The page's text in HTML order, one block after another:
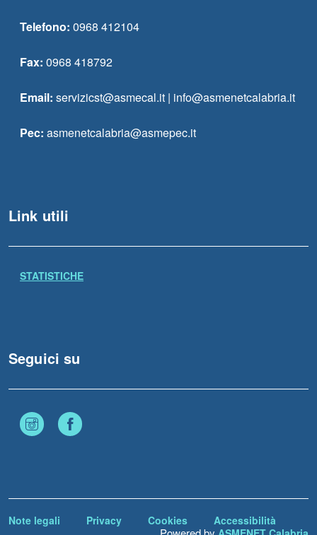
Telefono: 0968 412104
Fax: 0968 418792
Email: servizicst@asmecal.it | info@asmenetcalabria.it
Pec: asmenetcalabria@asmepec.it
Link utili
STATISTICHE
Seguici su
Instagram
Note legali Privacy Cookies Accessibilità